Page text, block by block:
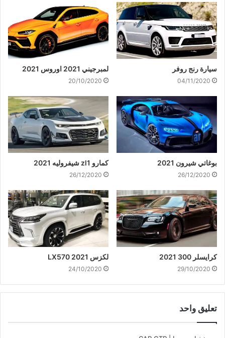
سيارة رنج روفر
04/11/2020
لمبرجيني 2021 اوروس 2021
20/10/2020
بوغاتي شيرون 2021
26/12/2020
كمارو zl1 شيفروليه 2021
26/12/2020
كرايسلر 300 2021
29/10/2020
لكزس 2021 LX570
24/10/2020
تعليق واحد